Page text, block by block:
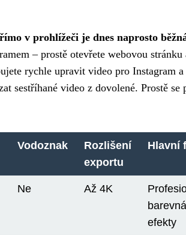
v prohlížeči je dnes naprosto
– prostě otevřete webovou stránku
rychle upravit video pro Instagram
sestříhané video z dovolené. Prostě
Vodoznak
Rozlišení
exportu
Hlavní
Ne Až 4K
efekty